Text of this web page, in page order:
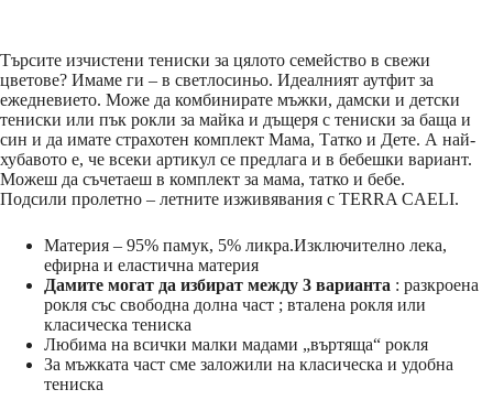
Търсите изчистени тениски за цялото семейство в свежи
цветове? Имаме ги – в светлосиньо. Идеалният аутфит за
ежедневието. Може да комбинирате мъжки, дамски и детски
тениски или пък рокли за майка и дъщеря с тениски за баща и
син и да имате страхотен комплект Мама, Татко и Дете. А най-
хубавото е, че всеки артикул се предлага и в бебешки вариант.
Можеш да съчетаеш в комплект за мама, татко и бебе.
Подсили пролетно – летните изживявания с TERRA CAELI.
Материя – 95% памук, 5% ликра.Изключително лека,
ефирна и еластична материя
Дамите могат да избират между 3 варианта : разкроена
рокля със свободна долна част ; вталена рокля или
класическа тениска
Любима на всички малки мадами „въртяща“ рокля
За мъжката част сме заложили на класическа и удобна
тениска